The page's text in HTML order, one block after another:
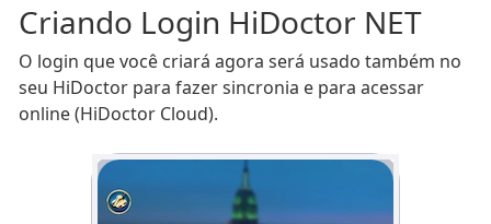
Criando Login HiDoctor NET
O login que você criará agora será usado também no
seu HiDoctor para fazer sincronia e para acessar
online (HiDoctor Cloud).